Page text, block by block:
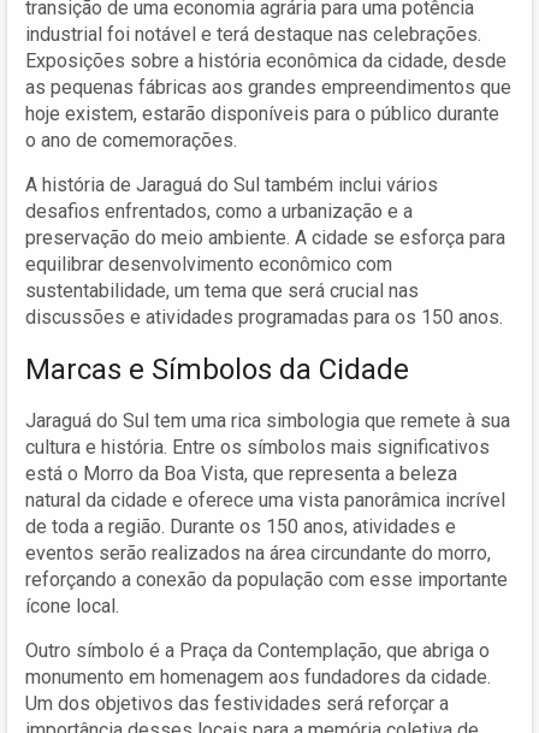
transição de uma economia agrária para uma potência
industrial foi notável e terá destaque nas celebrações.
Exposições sobre a história econômica da cidade, desde
as pequenas fábricas aos grandes empreendimentos que
hoje existem, estarão disponíveis para o público durante
o ano de comemorações.
A história de Jaraguá do Sul também inclui vários
desafios enfrentados, como a urbanização e a
preservação do meio ambiente. A cidade se esforça para
equilibrar desenvolvimento econômico com
sustentabilidade, um tema que será crucial nas
discussões e atividades programadas para os 150 anos.
Marcas e Símbolos da Cidade
Jaraguá do Sul tem uma rica simbologia que remete à sua
cultura e história. Entre os símbolos mais significativos
está o Morro da Boa Vista, que representa a beleza
natural da cidade e oferece uma vista panorâmica incrível
de toda a região. Durante os 150 anos, atividades e
eventos serão realizados na área circundante do morro,
reforçando a conexão da população com esse importante
ícone local.
Outro símbolo é a Praça da Contemplação, que abriga o
monumento em homenagem aos fundadores da cidade.
Um dos objetivos das festividades será reforçar a